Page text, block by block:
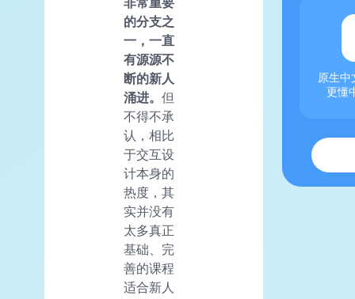
非常重要
的分支之
一，一直
有源源不
断的新人
涌进。 但
不得不承
认，相比
于交互设
计本身的
热度，其
实并没有
太多真正
基础、完
善的课程
适合新人
原生中
更懂